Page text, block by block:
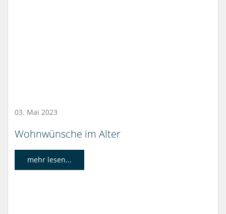
03. Mai 2023
Wohnwünsche im Alter
mehr lesen...